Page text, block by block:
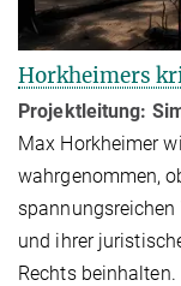
Horkheimers
Projektleitung:
Max Horkheimer
wahrgenommen,
und ihrer
Rechts